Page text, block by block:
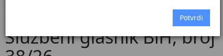
Službeni glasnik BiH, broj